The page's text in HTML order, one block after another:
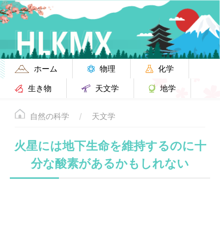
ホーム 物理
化学
生き物
天文学 地学
自然の科学 天文学
火星には地下生命を維持するのに十
分な酸素があるかもしれない